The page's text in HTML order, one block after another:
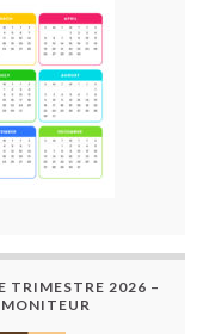
TRIMESTRE 2026 –